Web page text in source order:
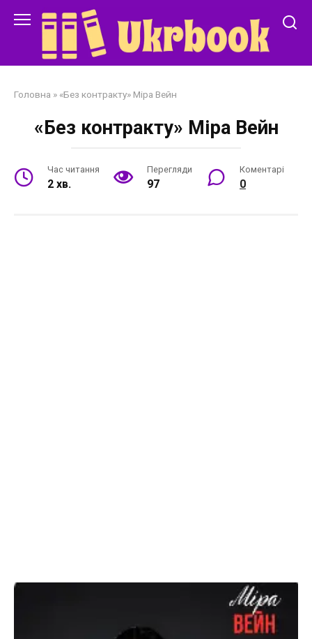
Головна » «Без контракту» Міра Вейн
«Без контракту» Міра Вейн
Час читання
2 хв.
Перегляди
97
Коментарі
0